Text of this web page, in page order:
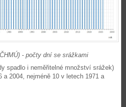
- počty dní se srážkami
spadlo i neměřitelné množství srážek)
2004, nejméně 10 v letech 1971 a